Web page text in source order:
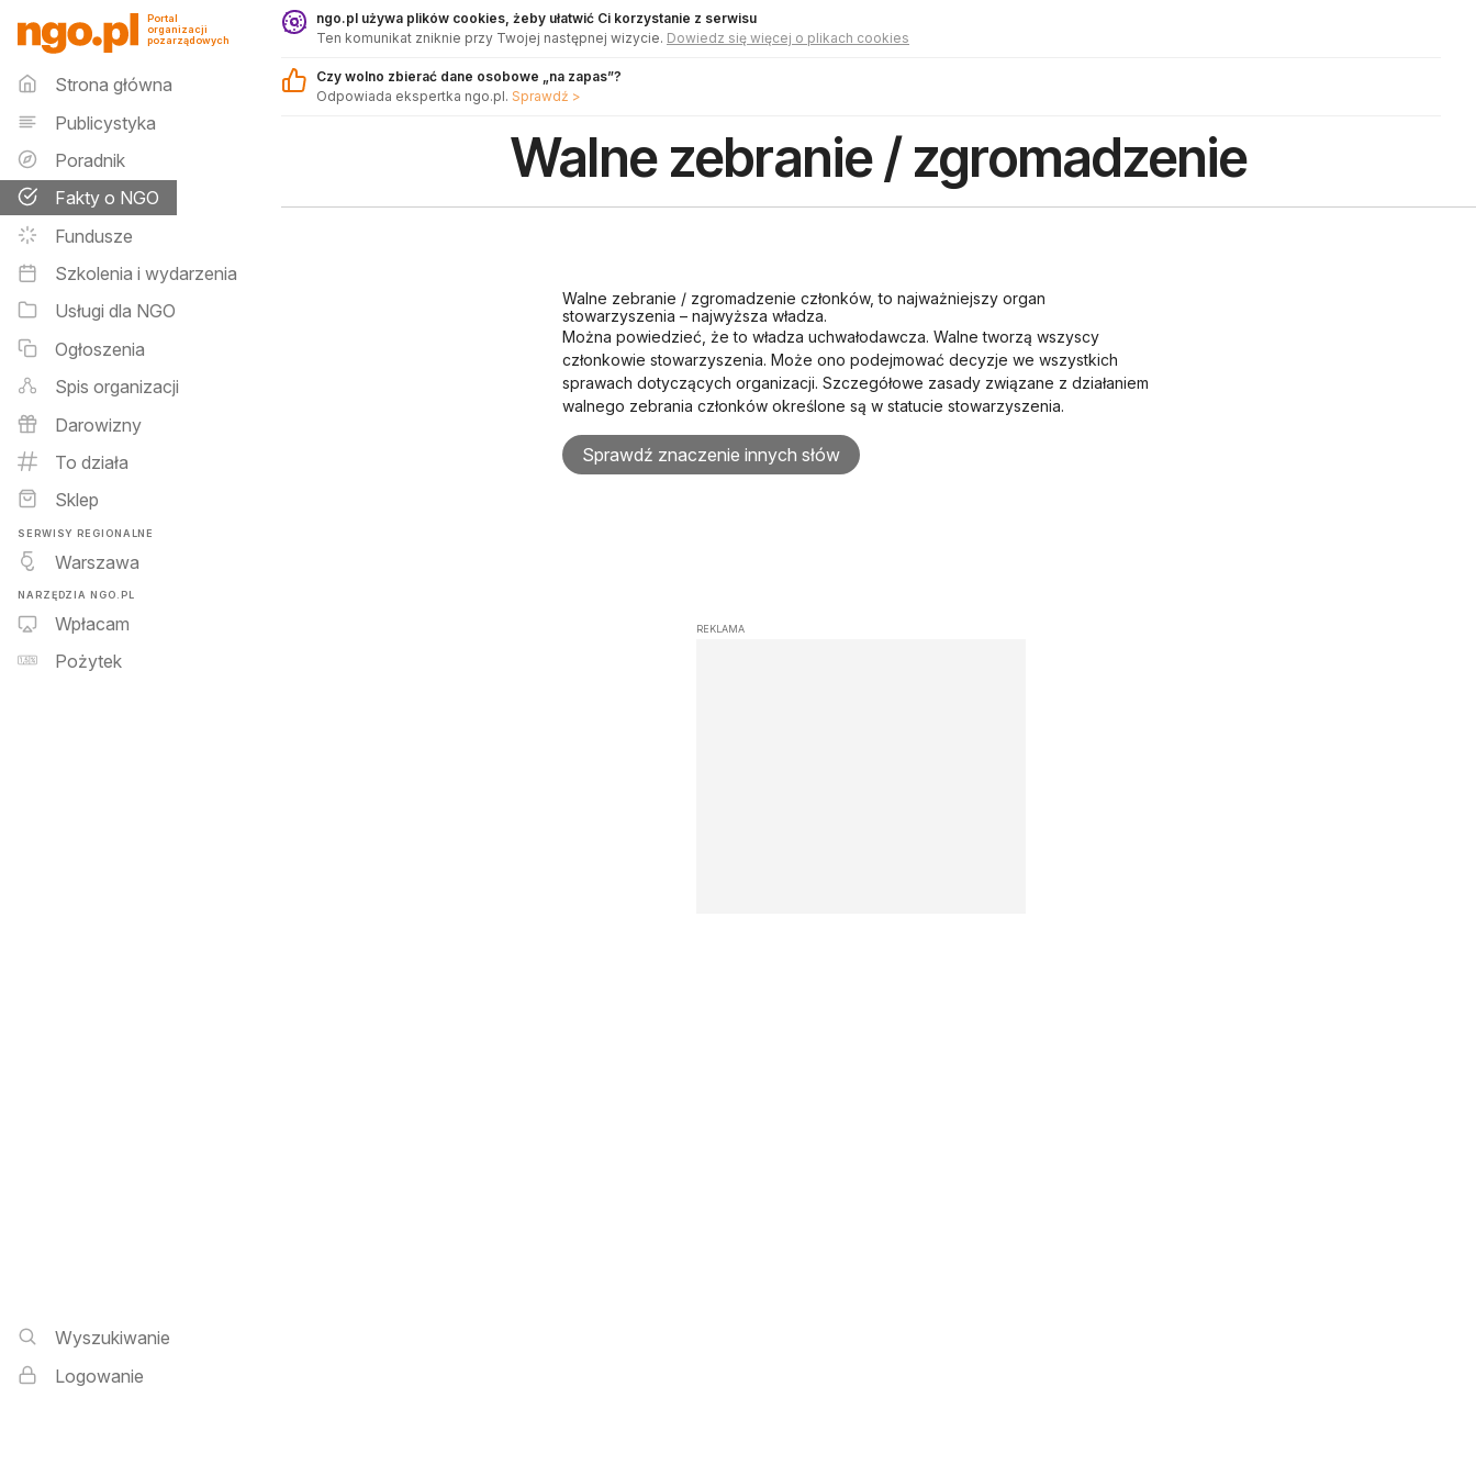
Fakty o NGO - ngo.pl
Portal
organizacji
pozarządowych
Menu główne
Strona główna
Publicystyka
Poradnik
Fakty o NGO
Fundusze
Szkolenia i wydarzenia
Usługi dla NGO
Ogłoszenia
Spis organizacji
Darowizny
To działa
Sklep
SERWISY REGIONALNE
Warszawa
NARZĘDZIA NGO.PL
Wpłacam
Pożytek
Wyszukiwarka i logowanie
Wyszukiwanie
Logowanie
ngo.pl używa plików cookies, żeby ułatwić Ci korzystanie z serwisu
Ten komunikat zniknie przy Twojej następnej wizycie. Dowiedz się więcej o plikach cookies
Czy wolno zbierać dane osobowe „na zapas”?
Odpowiada ekspertka ngo.pl. Sprawdź >
Walne zebranie / zgromadzenie
Walne zebranie / zgromadzenie członków, to najważniejszy organ
stowarzyszenia – najwyższa władza.
Można powiedzieć, że to władza uchwałodawcza. Walne tworzą wszyscy
członkowie stowarzyszenia. Może ono podejmować decyzje we wszystkich
sprawach dotyczących organizacji. Szczegółowe zasady związane z działaniem
walnego zebrania członków określone są w statucie stowarzyszenia.
Sprawdź znaczenie innych słów
REKLAMA